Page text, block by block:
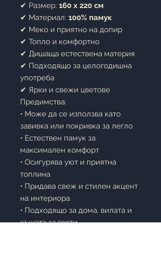
✔ Размер: 160 x 220 см
✔ Материал: 100% памук
✔ Меко и приятно на допир
✔ Топло и комфортно
✔ Дишаща естествена материя
✔ Подходящо за целогодишна
употреба
✔ Ярки и свежи цветове
Предимства:
• Може да се използва като
завивка или покривка за легло
• Естествен памук за
максимален комфорт
• Осигурява уют и приятна
топлина
• Придава свеж и стилен акцент
на интериора
• Подходящо за дома, вилата и
къщата за гости